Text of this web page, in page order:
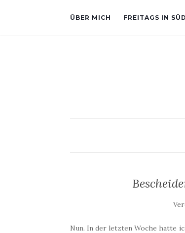
ÜBER MICH FREITAGS IN
Nun. In der letzten Woche hatte